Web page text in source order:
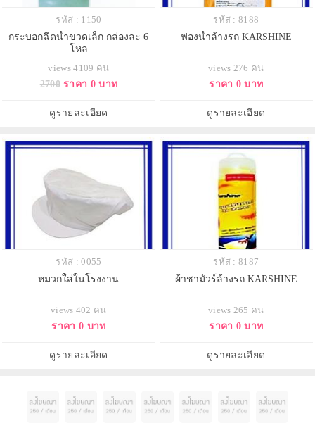
รหัส : 1150
กระบอกฉีดน้ำขวดเล็ก กล่องละ 6
โหล
views 4109 คน
2700 ราคา 0 บาท
ดูรายละเอียด
รหัส : 8188
ฟองน้ำล้างรถ KARSHINE
views 276 คน
ราคา 0 บาท
ดูรายละเอียด
รหัส : 0055
หมวกใส่ในโรงงาน
views 402 คน
ราคา 0 บาท
ดูรายละเอียด
รหัส : 8187
ผ้าชามัวร์ล้างรถ KARSHINE
views 265 คน
ราคา 0 บาท
ดูรายละเอียด